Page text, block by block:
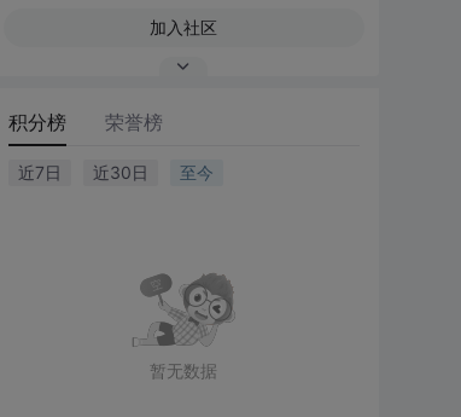
加入社区
积分榜 荣誉榜
近7日 近30日 至今
暂无数据